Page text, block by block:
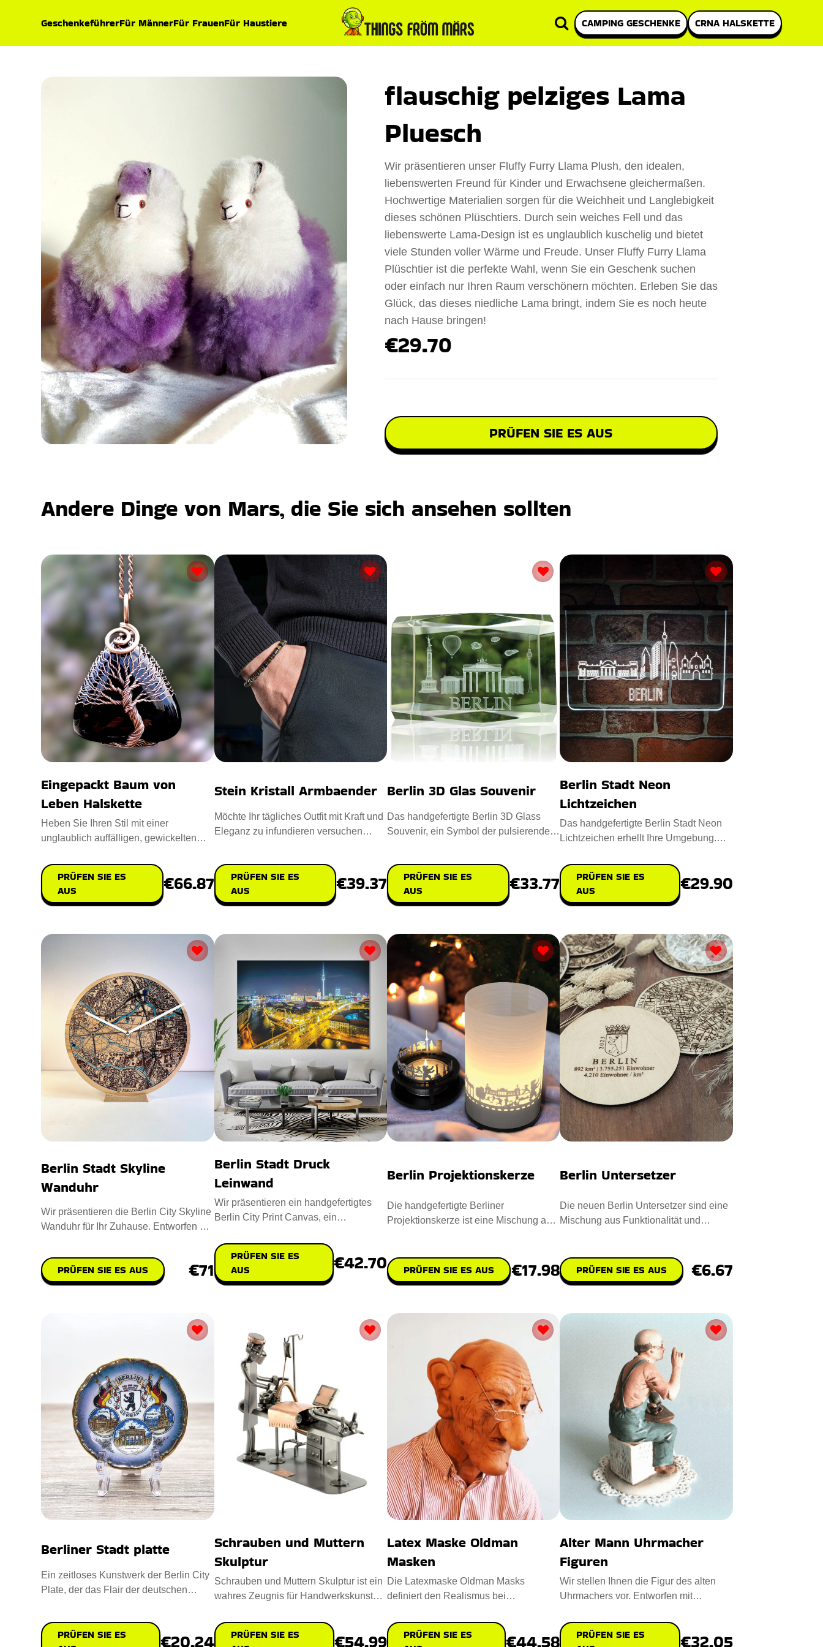
GeschenkeführerFür MännerFür FrauenFür Haustiere CAMPING GESCHENKE CRNA HALSKETTE
flauschig pelziges Lama
Pluesch
Wir präsentieren unser Fluffy Furry Llama Plush, den idealen,
liebenswerten Freund für Kinder und Erwachsene gleichermaßen.
Hochwertige Materialien sorgen für die Weichheit und Langlebigkeit
dieses schönen Plüschtiers. Durch sein weiches Fell und das
liebenswerte Lama-Design ist es unglaublich kuschelig und bietet
viele Stunden voller Wärme und Freude. Unser Fluffy Furry Llama
Plüschtier ist die perfekte Wahl, wenn Sie ein Geschenk suchen
oder einfach nur Ihren Raum verschönern möchten. Erleben Sie das
Glück, das dieses niedliche Lama bringt, indem Sie es noch heute
nach Hause bringen!
€29.70
PRÜFEN SIE ES AUS
Andere Dinge von Mars, die Sie sich ansehen sollten
Eingepackt Baum von
Leben Halskette
Heben Sie Ihren Stil mit einer
unglaublich auffälligen, gewickelten
PRÜFEN SIE ES
AUS
€66.87
Stein Kristall Armbaender
Möchte Ihr tägliches Outfit mit Kraft und
Eleganz zu infundieren versuchen
PRÜFEN SIE ES
AUS
€39.37
Berlin 3D Glas Souvenir
Das handgefertigte Berlin 3D Glass
Souvenir, ein Symbol der pulsierenden
PRÜFEN SIE ES
AUS
€33.77
Berlin Stadt Neon
Lichtzeichen
Das handgefertigte Berlin Stadt Neon
Lichtzeichen erhellt Ihre Umgebung.
PRÜFEN SIE ES
AUS
€29.90
Berlin Stadt Skyline
Wanduhr
Wir präsentieren die Berlin City Skyline
Wanduhr für Ihr Zuhause. Entworfen mit
PRÜFEN SIE ES AUS €71
Berlin Stadt Druck
Leinwand
Wir präsentieren ein handgefertigtes
Berlin City Print Canvas, ein
PRÜFEN SIE ES
AUS
€42.70
Berlin Projektionskerze
Die handgefertigte Berliner
Projektionskerze ist eine Mischung aus
PRÜFEN SIE ES AUS €17.98
Berlin Untersetzer
Die neuen Berlin Untersetzer sind eine
Mischung aus Funktionalität und
PRÜFEN SIE ES AUS €6.67
Berliner Stadt platte
Ein zeitloses Kunstwerk der Berlin City
Plate, der das Flair der deutschen
PRÜFEN SIE ES
€20.24
Schrauben und Muttern
Skulptur
Schrauben und Muttern Skulptur ist ein
wahres Zeugnis für Handwerkskunst
PRÜFEN SIE ES
€54.99
Latex Maske Oldman
Masken
Die Latexmaske Oldman Masks
definiert den Realismus bei
Sorgfalt mi
PRÜFEN SIE ES
€44.58
Alter Mann Uhrmacher
Figuren
Wir stellen Ihnen die Figur des alten
Uhrmachers vor. Entworfen mit
PRÜFEN SIE ES
€32.05